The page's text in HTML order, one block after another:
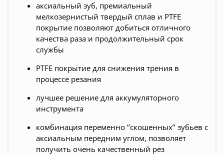
аксиальный зуб, премиальный
мелкозернистый твердый сплав и PTFE
покрытие позволяют добиться отличного
качества раза и продолжительный срок
службы
PTFE покрытие для снижения трения в
процессе резания
лучшее решение для аккумуляторного
инструмента
комбинация переменно ‘’скошенных’’ зубьев с
аксиальным передним углом, позволяет
получить очень качественный рез